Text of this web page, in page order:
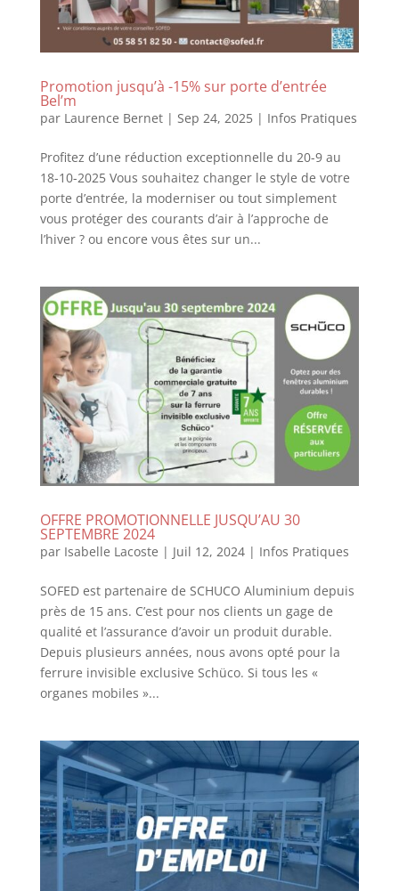
Promotion jusqu’à -15% sur porte d’entrée
Bel’m
par Laurence Bernet| Sep 24, 2025| Infos Pratiques
Profitez d’une réduction exceptionnelle du 20-9 au
18-10-2025 Vous souhaitez changer le style de votre
porte d’entrée, la moderniser ou tout simplement
vous protéger des courants d’air à l’approche de
l’hiver ? ou encore vous êtes sur un...
OFFRE PROMOTIONNELLE JUSQU’AU 30
SEPTEMBRE 2024
par Isabelle Lacoste | Juil 12, 2024| Infos Pratiques
SOFED est partenaire de SCHUCO Aluminium depuis
près de 15 ans. C’est pour nos clients un gage de
qualité et l’assurance d’avoir un produit durable.
Depuis plusieurs années, nous avons opté pour la
ferrure invisible exclusive Schüco. Si tous les «
organes mobiles »...